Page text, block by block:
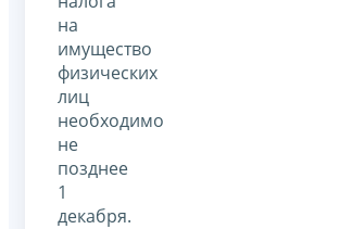
на
имущество
физических
лиц
необходимо
не
позднее
1
декабря.